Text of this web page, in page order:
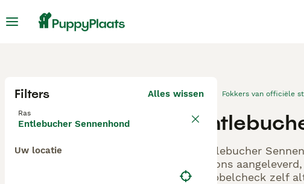
Filters Alles wissen
Ras
Entlebucher Sennenhond
Uw locatie
Fokkers van officiële
Entlebucher
bij ons
Dubbelcheck zelf